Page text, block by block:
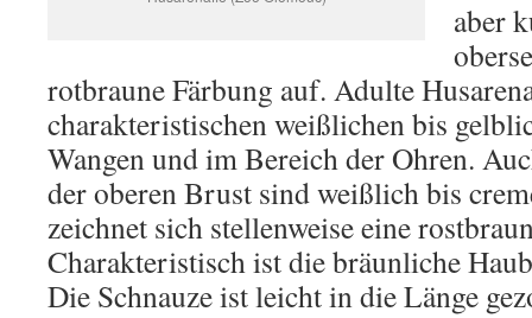
aber
rotbraune Färbung auf. Adulte
charakteristischen weißlichen bis
Wangen und im Bereich der Ohren.
der oberen Brust sind weißlich bis
zeichnet sich stellenweise eine
Charakteristisch ist die bräunliche
Die Schnauze ist leicht in die Länge